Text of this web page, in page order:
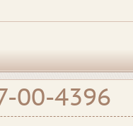
00-4396